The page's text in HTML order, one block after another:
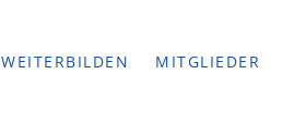
WEITERBILDEN MITGLIEDER